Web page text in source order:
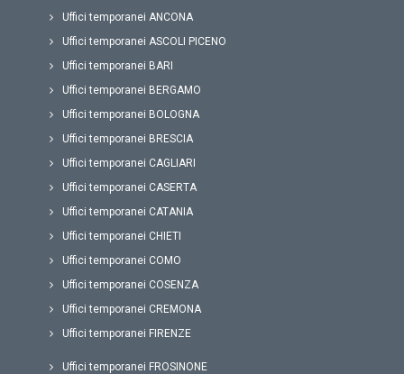
Uffici temporanei ANCONA
Uffici temporanei ASCOLI PICENO
Uffici temporanei BARI
Uffici temporanei BERGAMO
Uffici temporanei BOLOGNA
Uffici temporanei BRESCIA
Uffici temporanei CAGLIARI
Uffici temporanei CASERTA
Uffici temporanei CATANIA
Uffici temporanei CHIETI
Uffici temporanei COMO
Uffici temporanei COSENZA
Uffici temporanei CREMONA
Uffici temporanei FIRENZE
Uffici temporanei FROSINONE